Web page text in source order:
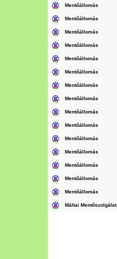
Mentőállomás
Mentőállomás
Mentőállomás
Mentőállomás
Mentőállomás
Mentőállomás
Mentőállomás
Mentőállomás
Mentőállomás
Mentőállomás
Mentőállomás
Mentőállomás
Mentőállomás
Mentőállomás
Mentőállomás
Máltai Mentőszolgálat